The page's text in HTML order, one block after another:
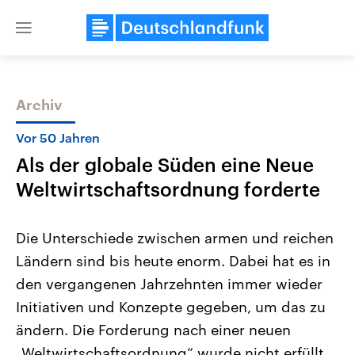
Close
Themen
Landtagswahl Sachsen-Anhalt
2026
Alle Informationen
Sachsen-Anhalt wählt am 6.
September 2026 einen neuen
Landtag. Seit 2021 wird das
Bundesland von einer Koalition aus
USA
Aktuelle Beiträge,
Hintergründe
Wirtschaftlich und
gehören die Vereinigten
den mächtigsten Ländern
mit großem Einfluss auf
Archiv
Vor 50 Jahren
Als der globale Süden eine Neue
Weltwirtschaftsordnung forderte
Die Unterschiede zwischen armen und reichen
Ländern sind bis heute enorm. Dabei hat es in
den vergangenen Jahrzehnten immer wieder
Initiativen und Konzepte gegeben, um das zu
ändern. Die Forderung nach einer neuen